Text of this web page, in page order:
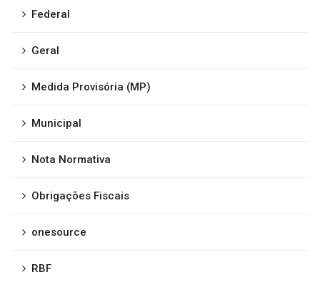
Federal
Geral
Medida Provisória (MP)
Municipal
Nota Normativa
Obrigações Fiscais
onesource
RBF